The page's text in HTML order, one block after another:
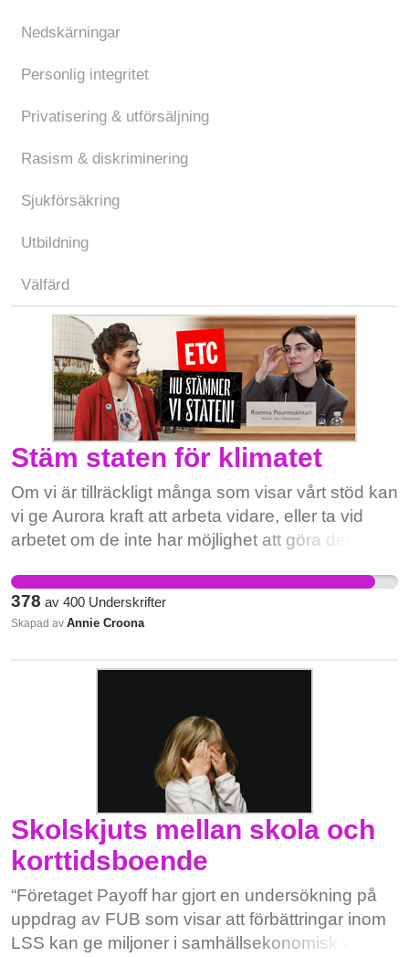
Nedskärningar
Personlig integritet
Privatisering & utförsäljning
Rasism & diskriminering
Sjukförsäkring
Utbildning
Välfärd
Stäm staten för klimatet
Om vi är tillräckligt många som visar vårt stöd kan
vi ge Aurora kraft att arbeta vidare, eller ta vid
arbetet om de inte har möjlighet att göra det.
visa dem att de inte kommer gratis. De måste
skärpa sig i klimatfrågan om de vill vinna nästa
val.
378 av 400 Underskrifter
Skapad av Annie Croona
Skolskjuts mellan skola och
korttidsboende
“Företaget Payoff har gjort en undersökning på
uppdrag av FUB som visar att förbättringar inom
LSS kan ge miljoner i samhällsekonomisk vinst.